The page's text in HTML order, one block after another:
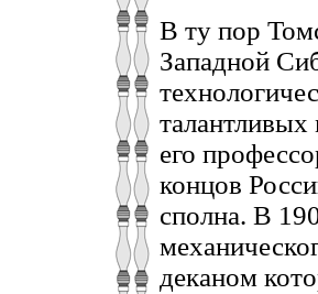
В ту пор
Западной
его
концов
сполна. В
деканом